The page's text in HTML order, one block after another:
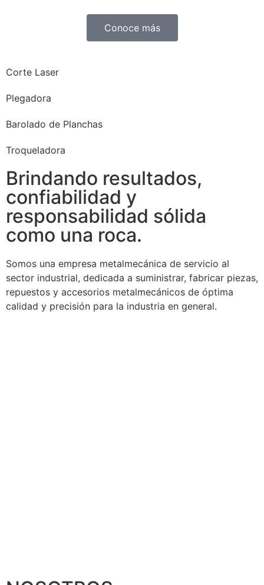
Conoce más
Corte Laser
Plegadora
Barolado de Planchas
Troqueladora
Brindando resultados,
confiabilidad y
responsabilidad sólida
como una roca.
Somos una empresa metalmecánica de servicio al
sector industrial, dedicada a suministrar, fabricar piezas,
repuestos y accesorios metalmecánicos de óptima
calidad y precisión para la industria en general.